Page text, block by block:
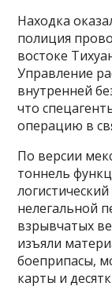
Находка
полиция
востоке
Управление
внутренней
что
операцию в
По версии
тоннель
нелегальной
взрывчатых
изъяли
боеприпасы,
карты и